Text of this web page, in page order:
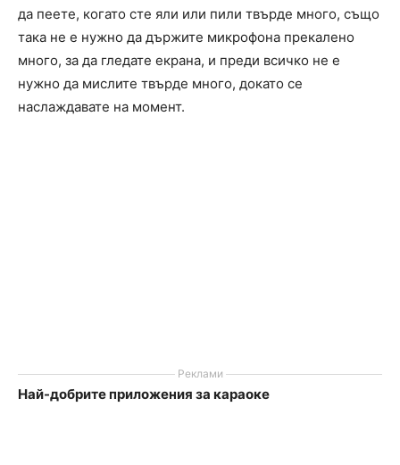
да пеете, когато сте яли или пили твърде много, също
така не е нужно да държите микрофона прекалено
много, за да гледате екрана, и преди всичко не е
нужно да мислите твърде много, докато се
наслаждавате на момент.
Реклами
Най-добрите приложения за караоке